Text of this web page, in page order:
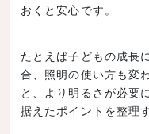
おくと安心です。
たとえば子どもの成長
合、照明の使い方も変
と、より明るさが必要
据えたポイントを整理